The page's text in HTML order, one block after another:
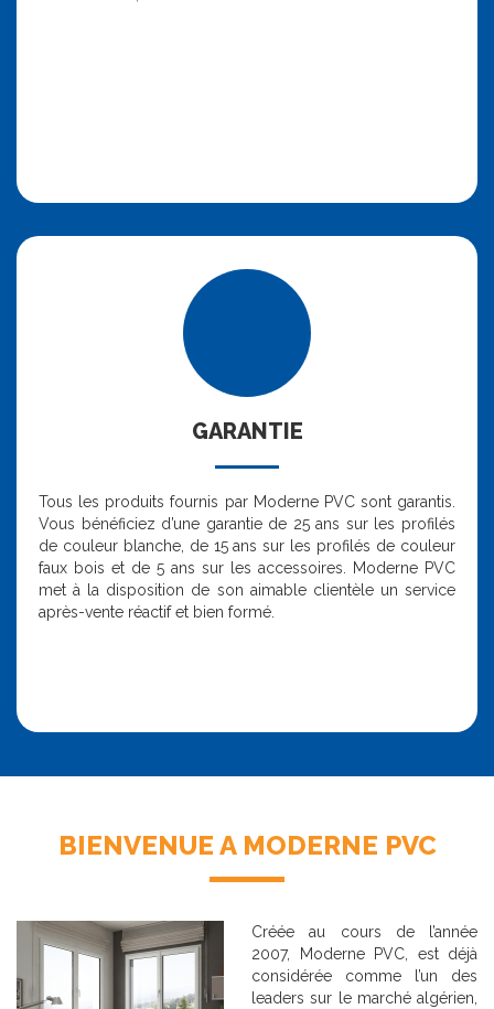
GARANTIE
Tous les produits fournis par Moderne PVC sont garantis.
Vous bénéficiez d’une garantie de 25 ans sur les profilés
de couleur blanche, de 15 ans sur les profilés de couleur
faux bois et de 5 ans sur les accessoires. Moderne PVC
met à la disposition de son aimable clientèle un service
après-vente réactif et bien formé.
BIENVENUE A MODERNE PVC
Créée au cours de l’année
2007, Moderne PVC, est déjà
considérée comme l’un des
leaders sur le marché algérien,